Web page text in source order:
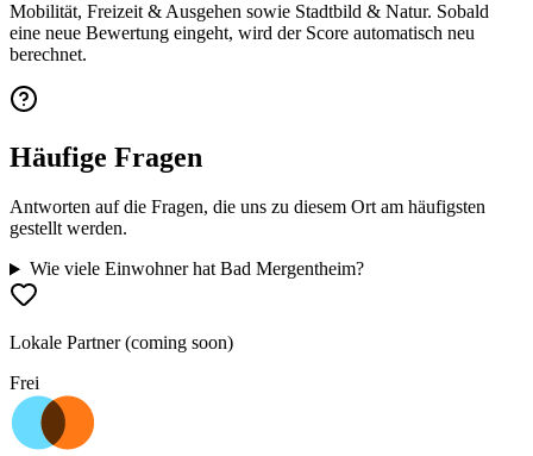
Mobilität, Freizeit & Ausgehen sowie Stadtbild & Natur. Sobald
eine neue Bewertung eingeht, wird der Score automatisch neu
berechnet.
Häufige Fragen
Antworten auf die Fragen, die uns zu diesem Ort am häufigsten
gestellt werden.
Wie viele Einwohner hat Bad Mergentheim?
Lokale Partner (coming soon)
Frei